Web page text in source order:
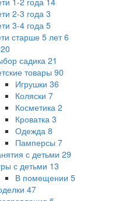
2-3 года 3
3-4 года 5
старше 5 лет6
садика 21
товары 90
Игрушки 36
Коляски 7
Косметика 2
Кроватка 3
Одежда 8
Памперсы 7
с детьми 29
с детьми 13
В помещении 5
47